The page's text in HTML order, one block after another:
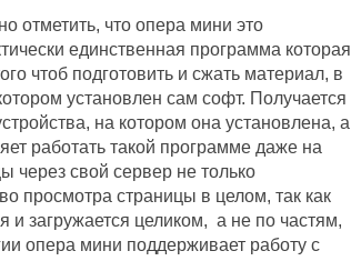
отметить, что опера мини это
единственная программа которая
чтоб подготовить и сжать материал, в
установлен сам софт. Получается
на котором она установлена, а
работать такой программе даже на
через свой сервер не только
просмотра страницы в целом, так как
и загружается целиком, а не по частям,
опера мини поддерживает работу с